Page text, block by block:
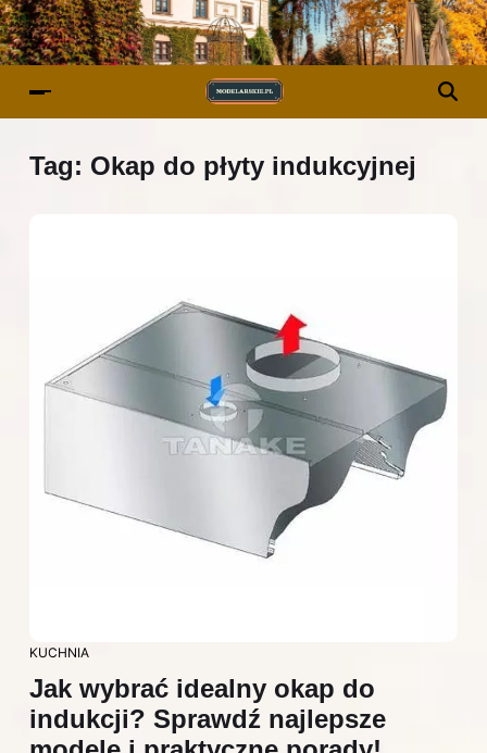
Tag: Okap do płyty indukcyjnej
KUCHNIA
Jak wybrać idealny okap do
indukcji? Sprawdź najlepsze